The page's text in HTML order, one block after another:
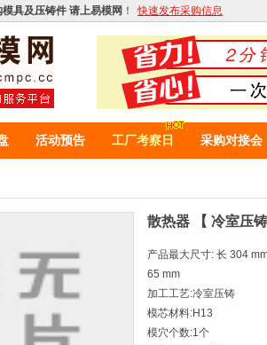
模具及压铸件 请上易模网 ！ 快速发布采购信息
活动预告 工厂考察日 采购对接会
散热器 【 冷室压
产品最大尺寸: 长 304
65 mm
加工工艺:冷室压铸
模芯材料:H13
模穴个数:1个